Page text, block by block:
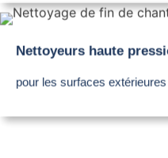
Nettoyeurs haute
pour les surfaces